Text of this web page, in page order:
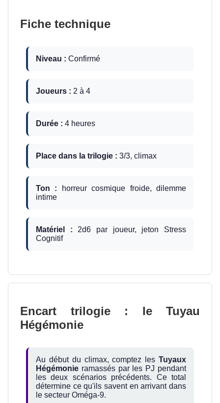
Fiche technique
Niveau : Confirmé
Joueurs : 2 à 4
Durée : 4 heures
Place dans la trilogie : 3/3, climax
Ton : horreur cosmique froide, dilemme
intime
Matériel : 2d6 par joueur, jeton Stress
Cognitif
Encart trilogie : le Tuyau
Hégémonie
Au début du climax, comptez les Tuyaux
Hégémonie ramassés par les PJ pendant
les deux scénarios précédents. Ce total
détermine ce qu'ils savent en arrivant dans
le secteur Oméga-9.